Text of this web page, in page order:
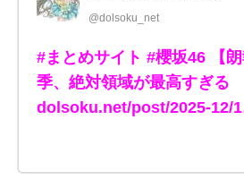
@dolsoku_net
#まとめサイト #櫻坂46 【
季、絶対領域が最高すぎる
dolsoku.net/post/2025-12/